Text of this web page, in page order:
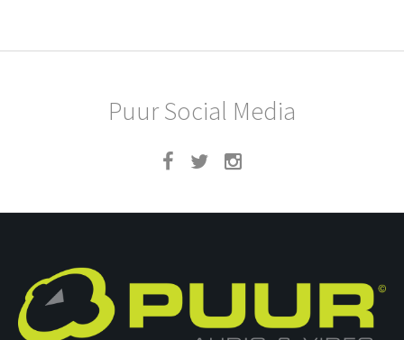
Puur Social Media